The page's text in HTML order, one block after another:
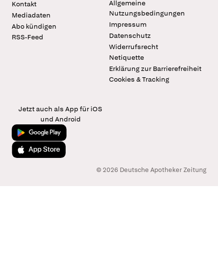
Kontakt
Mediadaten
Abo kündigen
RSS-Feed
Allgemeine
Nutzungsbedingungen
Impressum
Datenschutz
Widerrufsrecht
Netiquette
Erklärung zur Barrierefreiheit
Cookies & Tracking
Jetzt auch als App für iOS
und Android
Jetzt bei Google Play
Laden im App Store
© 2026 Deutsche Apotheker Zeitung